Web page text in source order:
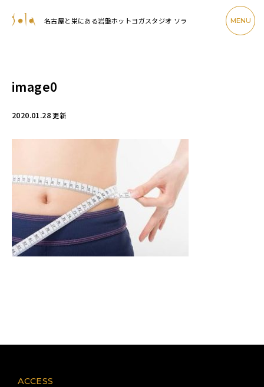
名古屋と栄にある岩盤ホットヨガスタジオ ソラ MENU
image0
2020.01.28更新
ACCESS